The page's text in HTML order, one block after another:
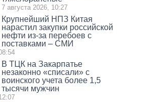
7 августа 2026, 10:27
Крупнейший НПЗ Китая
нарастил закупки российской
нефти из-за перебоев с
поставками – СМИ
В ТЦК на Закарпатье
незаконно «списали» с
воинского учета более 1,5
тысячи мужчин